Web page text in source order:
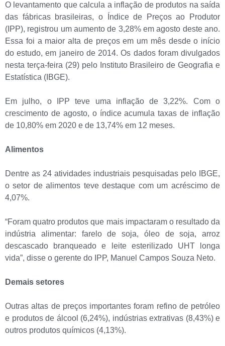
O levantamento que calcula a inflação de produtos na saída
das fábricas brasileiras, o Índice de Preços ao Produtor
(IPP), registrou um aumento de 3,28% em agosto deste ano.
Essa foi a maior alta de preços em um mês desde o início
do estudo, em janeiro de 2014. Os dados foram divulgados
nesta terça-feira (29) pelo Instituto Brasileiro de Geografia e
Estatística (IBGE).
Em julho, o IPP teve uma inflação de 3,22%. Com o
crescimento de agosto, o índice acumula taxas de inflação
de 10,80% em 2020 e de 13,74% em 12 meses.
Alimentos
Dentre as 24 atividades industriais pesquisadas pelo IBGE,
o setor de alimentos teve destaque com um acréscimo de
4,07%.
“Foram quatro produtos que mais impactaram o resultado da
indústria alimentar: farelo de soja, óleo de soja, arroz
descascado branqueado e leite esterilizado UHT longa
vida”, disse o gerente do IPP, Manuel Campos Souza Neto.
Demais setores
Outras altas de preços importantes foram refino de petróleo
e produtos de álcool (6,24%), indústrias extrativas (8,43%) e
outros produtos químicos (4,13%).